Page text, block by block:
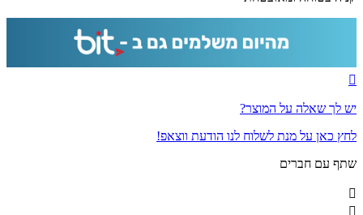
יש לך שאלה על המוצר?
לחץ כאן על מנת לשלוח לנו הודעת ווצאפ!
שתף עם חברים